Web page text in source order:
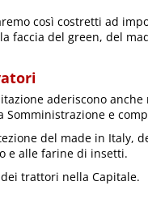
così costretti ad
faccia del green, del
aderiscono
e
del made in Italy,
e alle farine di insetti.
trattori nella Capitale.